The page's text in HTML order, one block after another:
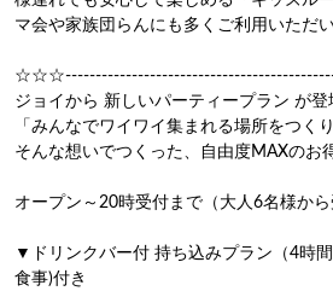
マ会や家族団らんにも多くご利用いただ
ジョイから 新しいパーティープラン が登
「みんなでワイワイ集まれる場所をつくり
そんな想いでつくった、自由度MAXのお
オープン～20時受付まで（大人6名様から
▼ドリンクバー付 持ち込みプラン（4時
食事)付き